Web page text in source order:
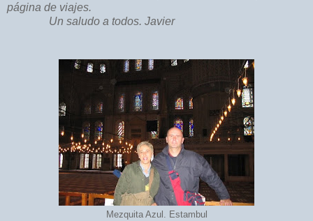
página de viajes.
Un saludo a todos. Javier
Mezquita Azul. Estambul